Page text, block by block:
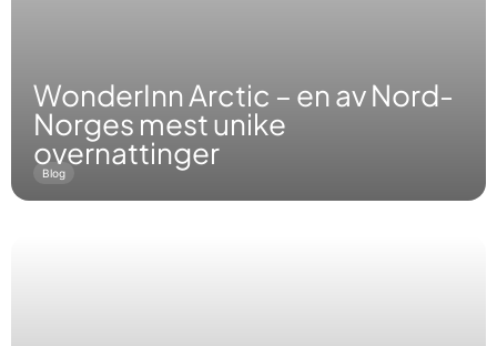
WonderInn Arctic – en av Nord-
Norges mest unike
overnattinger
Blog